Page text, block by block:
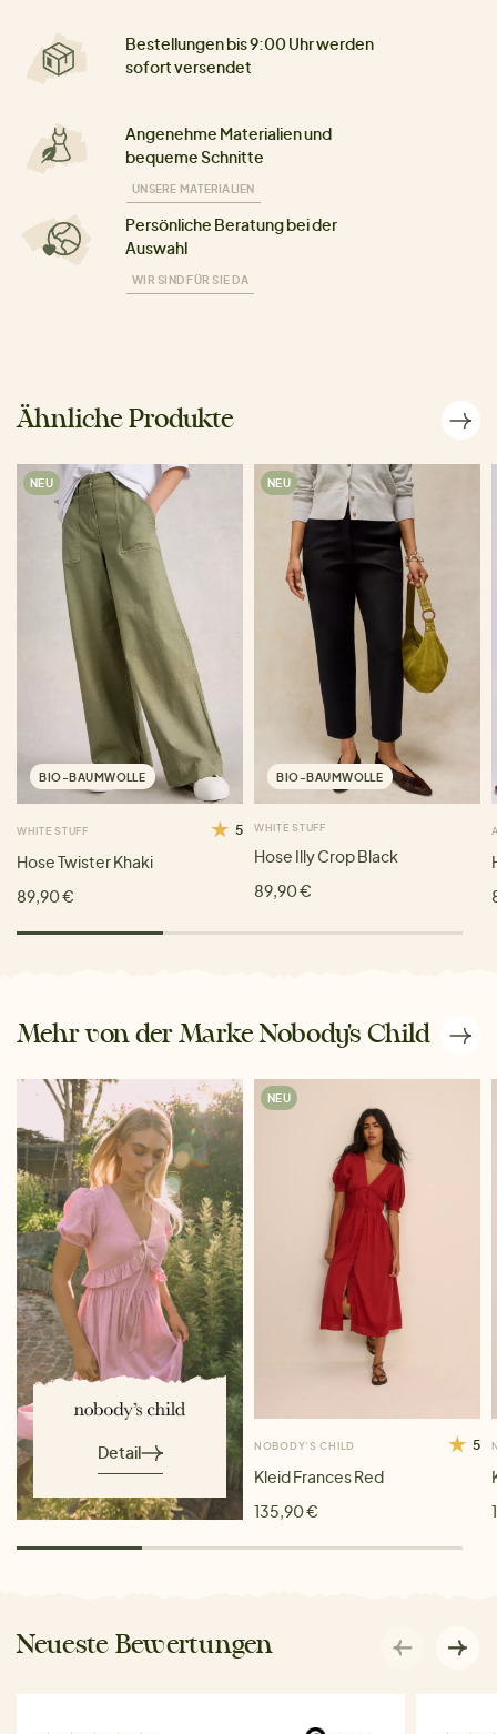
Bestellungen bis 9:00 Uhr werden
sofort versendet
Angenehme Materialien und
bequeme Schnitte
UNSERE MATERIALIEN
Persönliche Beratung bei der
Auswahl
WIR SIND FÜR SIE DA
Ähnliche Produkte
NEU
BIO-BAUMWOLLE
WHITE STUFF 5
Hose Twister Khaki
89,90 €
NEU
BIO-BAUMWOLLE
WHITE STUFF
Hose Illy Crop Black
89,90 €
Mehr von der Marke Nobody's Child
Detail
NEU
NOBODY'S CHILD 5
Kleid Frances Red
135,90 €
Neueste Bewertungen